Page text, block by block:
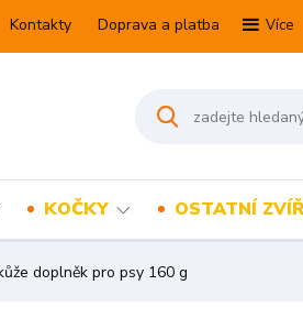
Kontakty Doprava a platba Více
KOČKY OSTATNÍ
doplněk pro psy 160 g